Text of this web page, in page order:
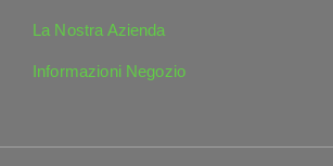
La Nostra Azienda
Informazioni Negozio